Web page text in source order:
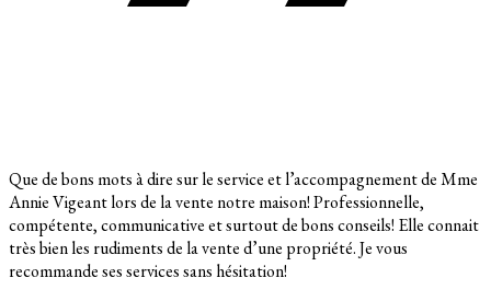
Que de bons mots à dire sur le service et l’accompagnement de Mme
Annie Vigeant lors de la vente notre maison! Professionnelle,
compétente, communicative et surtout de bons conseils! Elle connait
très bien les rudiments de la vente d’une propriété. Je vous
recommande ses services sans hésitation!